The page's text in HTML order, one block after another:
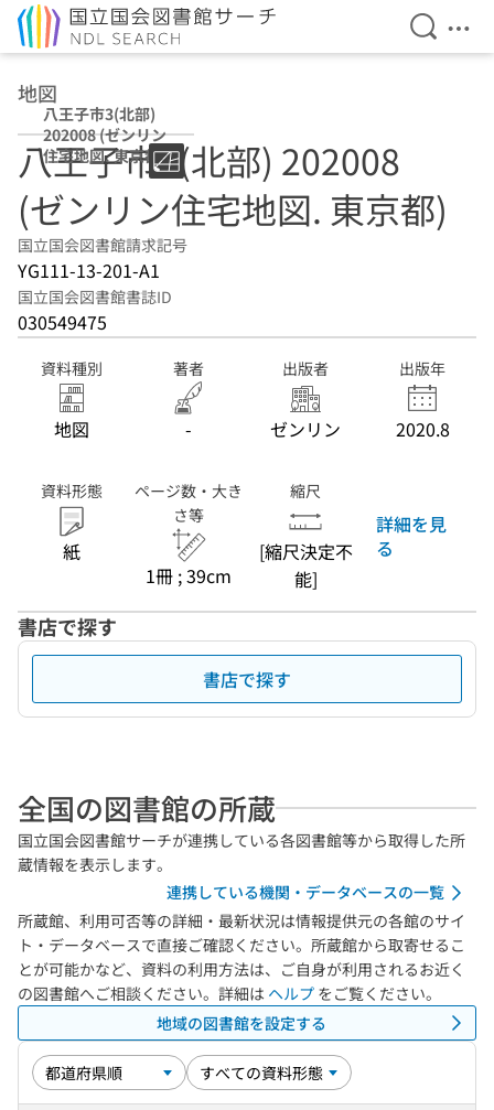
検索を
メ
地図
八王子市3(北部)
202008 (ゼンリン
住宅地図. 東京都)
八王子市3(北部) 202008
(ゼンリン住宅地図. 東京都)
国立国会図書館請求記号
YG111-13-201-A1
国立国会図書館書誌ID
030549475
資料種別
地図
著者
-
出版者
ゼンリン
出版年
2020.8
資料形態
紙
ページ数・大き
さ等
1冊 ; 39cm
縮尺
[縮尺決定不
能]
詳細を見
る
書店で探す
書店で探す
全国の図書館の所蔵
国立国会図書館サーチが連携している各図書館等から取得した所
蔵情報を表示します。
連携している機関・データベースの一覧
所蔵館、利用可否等の詳細・最新状況は情報提供元の各館のサイ
ト・データベースで直接ご確認ください。所蔵館から取寄せるこ
とが可能かなど、資料の利用方法は、ご自身が利用されるお近く
の図書館へご相談ください。詳細は ヘルプ をご覧ください。
地域の図書館を設定する